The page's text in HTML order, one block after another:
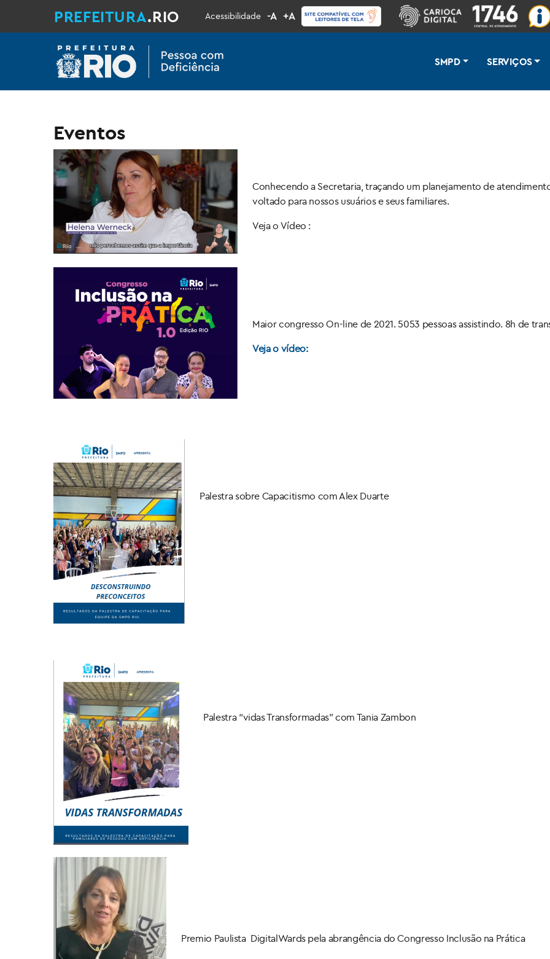
PREFEITURA.RIO Acessibilidade -A +A
SMPD SERVIÇOS
Eventos
Conhecendo a Secretaria, traçando um planejamento de
voltado para nossos usuários e seus familiares.
Veja o Vídeo :
Maior congresso On-line de 2021. 5053 pessoas assistindo. 8h de
Veja o vídeo:
Palestra sobre Capacitismo com Alex Duarte
Palestra “vidas Transformadas” com Tania Zambon
Premio Paulista DigitalWards pela abrangência do Congresso Inclusão na Prática